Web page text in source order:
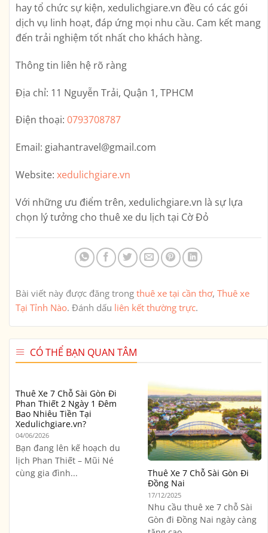
hay tổ chức sự kiện, xedulichgiare.vn đều có các gói
dịch vụ linh hoạt, đáp ứng mọi nhu cầu. Cam kết mang
đến trải nghiệm tốt nhất cho khách hàng.
Thông tin liên hệ rõ ràng
Địa chỉ: 11 Nguyễn Trải, Quận 1, TPHCM
Điện thoại: 0793708787
Email: giahantravel@gmail.com
Website: xedulichgiare.vn
Với những ưu điểm trên, xedulichgiare.vn là sự lựa
chọn lý tưởng cho thuê xe du lịch tại Cờ Đỏ
Bài viết này được đăng trong thuê xe tại cần thơ, Thuê xe
Tại Tỉnh Nào. Đánh dấu liên kết thường trực.
CÓ THỂ BẠN QUAN TÂM
Thuê Xe 7 Chỗ Sài Gòn Đi
Phan Thiết 2 Ngày 1 Đêm
Bao Nhiêu Tiền Tại
Xedulichgiare.vn?
04/06/2026
Bạn đang lên kế hoạch du
lịch Phan Thiết – Mũi Né
cùng gia đình...
Thuê Xe 7 Chỗ Sài Gòn Đi
Đồng Nai
17/12/2025
Nhu cầu thuê xe 7 chỗ Sài
Gòn đi Đồng Nai ngày càng